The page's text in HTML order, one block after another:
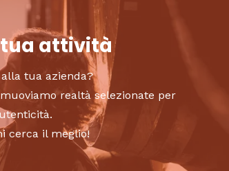
attività
tua azienda?
realtà selezionate per
cerca il meglio!